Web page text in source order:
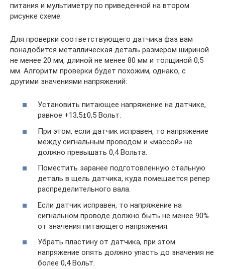
питания и мультиметру по приведенной на втором
рисунке схеме.
Для проверки соответствующего датчика фаз вам
понадобится металлическая деталь размером шириной
не менее 20 мм, длиной не менее 80 мм и толщиной 0,5
мм. Алгоритм проверки будет похожим, однако, с
другими значениями напряжений:
Установить питающее напряжение на датчике,
равное +13,5±0,5 Вольт.
При этом, если датчик исправен, то напряжение
между сигнальным проводом и «массой» не
должно превышать 0,4 Вольта.
Поместить заранее подготовленную стальную
деталь в щель датчика, куда помещается репер
распределительного вала.
Если датчик исправен, то напряжение на
сигнальном проводе должно быть не менее 90%
от значения питающего напряжения.
Убрать пластину от датчика, при этом
напряжение опять должно упасть до значения не
более 0,4 Вольт.